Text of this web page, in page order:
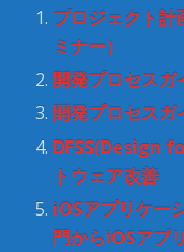
ン
ド
ウ
で
開
き
す
)
だ
さ
新
し
ウ
ィ
ン
ド
ウ
で
開
き
ま
す
プロジェクト
ミナー）
開発プロセスガ
開発プロセスガ
DFSS(Design
トウェア改善
iOSアプリケー
門からiOSアプ